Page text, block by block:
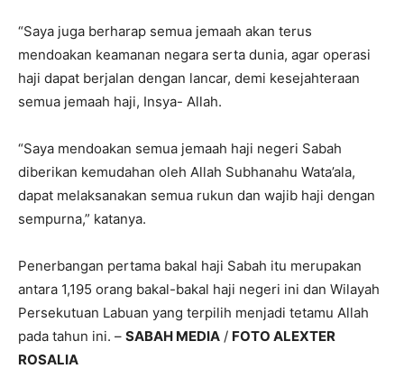
“Saya juga berharap semua jemaah akan terus
mendoakan keamanan negara serta dunia, agar operasi
haji dapat berjalan dengan lancar, demi kesejahteraan
semua jemaah haji, Insya- Allah.
“Saya mendoakan semua jemaah haji negeri Sabah
diberikan kemudahan oleh Allah Subhanahu Wata’ala,
dapat melaksanakan semua rukun dan wajib haji dengan
sempurna,” katanya.
Penerbangan pertama bakal haji Sabah itu merupakan
antara 1,195 orang bakal-bakal haji negeri ini dan Wilayah
Persekutuan Labuan yang terpilih menjadi tetamu Allah
pada tahun ini. – SABAH MEDIA / FOTO ALEXTER
ROSALIA